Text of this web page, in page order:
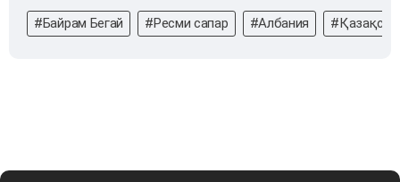
#Байрам Бегай #Ресми сапар #Албания